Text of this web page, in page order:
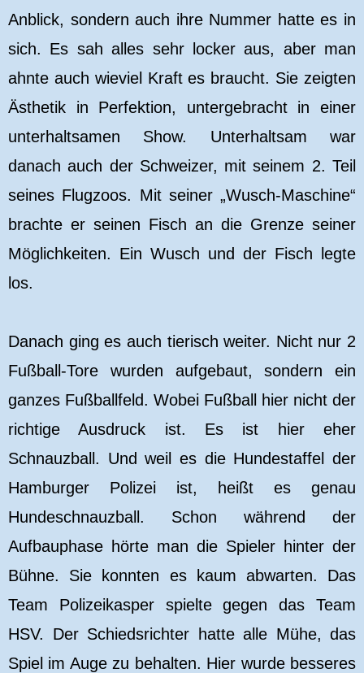
Anblick, sondern auch ihre Nummer hatte es in
sich. Es sah alles sehr locker aus, aber man
ahnte auch wieviel Kraft es braucht. Sie zeigten
Ästhetik in Perfektion, untergebracht in einer
unterhaltsamen Show. Unterhaltsam war
danach auch der Schweizer, mit seinem 2. Teil
seines Flugzoos. Mit seiner „Wusch-Maschine“
brachte er seinen Fisch an die Grenze seiner
Möglichkeiten. Ein Wusch und der Fisch legte
los.
Danach ging es auch tierisch weiter. Nicht nur 2
Fußball-Tore wurden aufgebaut, sondern ein
ganzes Fußballfeld. Wobei Fußball hier nicht der
richtige Ausdruck ist. Es ist hier eher
Schnauzball. Und weil es die Hundestaffel der
Hamburger Polizei ist, heißt es genau
Hundeschnauzball. Schon während der
Aufbauphase hörte man die Spieler hinter der
Bühne. Sie konnten es kaum abwarten. Das
Team Polizeikasper spielte gegen das Team
HSV. Der Schiedsrichter hatte alle Mühe, das
Spiel im Auge zu behalten. Hier wurde besseres